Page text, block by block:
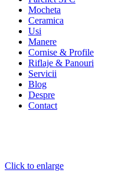
Mocheta
Ceramica
Usi
Manere
Cornise & Profile
Riflaje & Panouri
Servicii
Blog
Despre
Contact
Click to enlarge